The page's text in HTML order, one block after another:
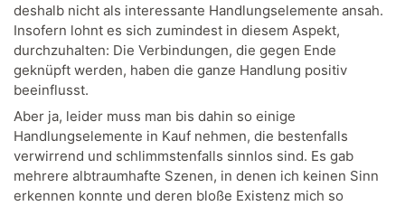
deshalb nicht als interessante Handlungselemente ansah.
Insofern lohnt es sich zumindest in diesem Aspekt,
durchzuhalten: Die Verbindungen, die gegen Ende
geknüpft werden, haben die ganze Handlung positiv
beeinflusst.
Aber ja, leider muss man bis dahin so einige
Handlungselemente in Kauf nehmen, die bestenfalls
verwirrend und schlimmstenfalls sinnlos sind. Es gab
mehrere albtraumhafte Szenen, in denen ich keinen Sinn
erkennen konnte und deren bloße Existenz mich so